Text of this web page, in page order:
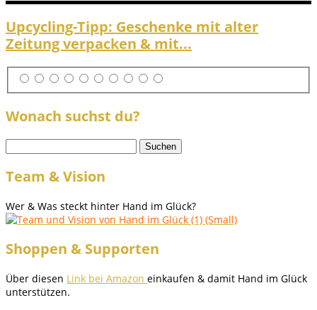
Upcycling-Tipp: Geschenke mit alter
Zeitung verpacken & mit...
Wonach suchst du?
nach:
Team & Vision
Wer & Was steckt hinter Hand im Glück?
Shoppen & Supporten
Über diesen Link bei Amazon einkaufen & damit Hand im Glück
unterstützen.